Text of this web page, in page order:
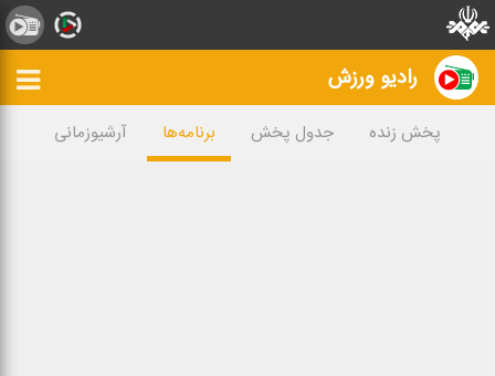
رادیو ورزش
پخش زنده جدول پخش برنامه‌ها آرشیوزمانی